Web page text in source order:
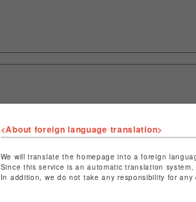
ショップ名
特定商取引法
<About foreign language translation>
We will translate the homepage into a foreign
Since this service is an automatic translation
In addition, we do not take any responsibility for